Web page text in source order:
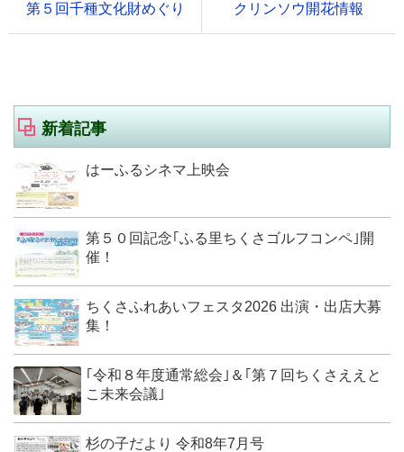
第５回千種文化財めぐり クリンソウ開花情報
新着記事
はーふるシネマ上映会
第５０回記念｢ふる里ちくさゴルフコンペ｣開
催！
ちくさふれあいフェスタ2026 出演・出店大募
集！
｢令和８年度通常総会｣＆｢第７回ちくさええと
こ未来会議｣
杉の子だより 令和8年7月号